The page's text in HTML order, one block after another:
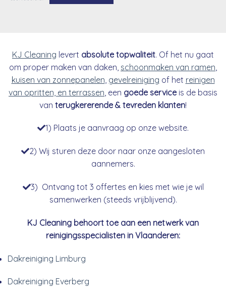
KJ Cleaning levert absolute topwaliteit. Of het nu gaat
om proper maken van daken, schoonmaken van ramen
kuisen van zonnepanelen gevelreiniging of het reinigen
van opritten, en terrassen , een goede serviceis de basis
van terugkererende & tevreden klanten!
1) Plaats je aanvraag op onze website.
2) Wij sturen deze door naar onze aangesloten
aannemers.
3) Ontvang tot 3 offertes en kies met wie je wil
samenwerken (steeds vrijblijvend).
KJ Cleaning behoort toe aan een netwerk van
reinigingsspecialisten in Vlaanderen:
Dakreiniging Limburg
Dakreiniging Everberg